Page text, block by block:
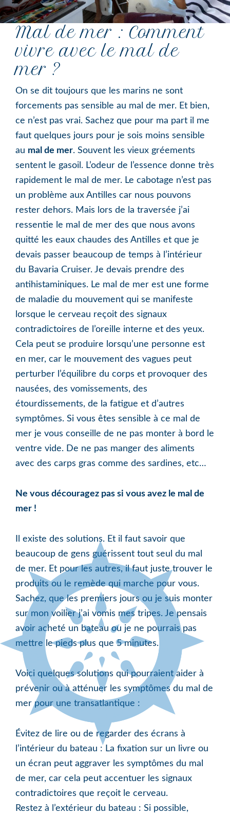
Mal de mer : Comment
vivre avec le mal de
mer ?
On se dit toujours que les marins ne sont
forcements pas sensible au mal de mer. Et bien,
ce n’est pas vrai. Sachez que pour ma part il me
faut quelques jours pour je sois moins sensible
au mal de mer. Souvent les vieux gréements
sentent le gasoil. L’odeur de l’essence donne très
rapidement le mal de mer. Le cabotage n’est pas
un problème aux Antilles car nous pouvons
rester dehors. Mais lors de la traversée j’ai
ressentie le mal de mer des que nous avons
quitté les eaux chaudes des Antilles et que je
devais passer beaucoup de temps à l’intérieur
du Bavaria Cruiser. Je devais prendre des
antihistaminiques. Le mal de mer est une forme
de maladie du mouvement qui se manifeste
lorsque le cerveau reçoit des signaux
contradictoires de l’oreille interne et des yeux.
Cela peut se produire lorsqu’une personne est
en mer, car le mouvement des vagues peut
perturber l’équilibre du corps et provoquer des
nausées, des vomissements, des
étourdissements, de la fatigue et d’autres
symptômes. Si vous êtes sensible à ce mal de
mer je vous conseille de ne pas monter à bord le
ventre vide. De ne pas manger des aliments
avec des carps gras comme des sardines, etc…
Ne vous découragez pas si vous avez le mal de
mer !
Il existe des solutions. Et il faut savoir que
beaucoup de gens guérissent tout seul du mal
de mer. Et pour les autres, il faut juste trouver le
produits ou le remède qui marche pour vous.
Sachez, que les premiers jours ou je suis monter
sur mon voilier j’ai vomis mes tripes. Je pensais
avoir acheté un bateau ou je ne pourrais pas
mettre le pieds plus que 5 minutes.
Voici quelques solutions qui pourraient aider à
prévenir ou à atténuer les symptômes du mal de
mer pour une transatlantique :
Évitez de lire ou de regarder des écrans à
l’intérieur du bateau : La fixation sur un livre ou
un écran peut aggraver les symptômes du mal
de mer, car cela peut accentuer les signaux
contradictoires que reçoit le cerveau.
Restez à l’extérieur du bateau : Si possible,